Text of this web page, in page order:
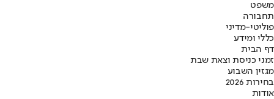
משפט
תחבורה
פוליטי-מדיני
כללי ומידע
דף הבית
זמני כניסת וצאת שבת
מגזין השבוע
בחירות 2026
אודות